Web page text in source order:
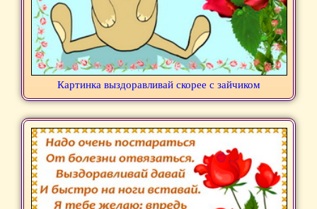
Картинка выздоравливай скорее с зайчиком